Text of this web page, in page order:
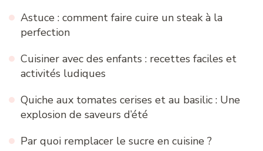
Astuce : comment faire cuire un steak à la
perfection
Cuisiner avec des enfants : recettes faciles et
activités ludiques
Quiche aux tomates cerises et au basilic : Une
explosion de saveurs d’été
Par quoi remplacer le sucre en cuisine ?